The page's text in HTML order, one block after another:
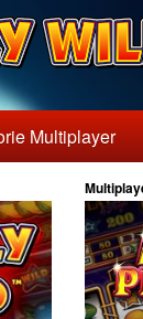
Multiplayer